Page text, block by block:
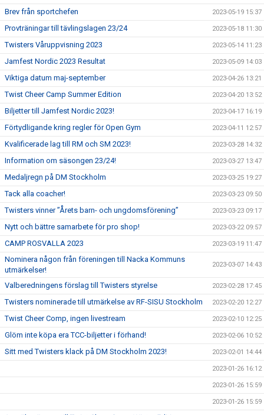
Brev från sportchefen 2023-05-19 15:37
Provträningar till tävlingslagen 23/24 2023-05-18 11:30
Twisters Våruppvisning 2023 2023-05-14 11:23
Jamfest Nordic 2023 Resultat 2023-05-09 14:03
Viktiga datum maj-september 2023-04-26 13:21
Twist Cheer Camp Summer Edition 2023-04-20 13:52
Biljetter till Jamfest Nordic 2023! 2023-04-17 16:19
Förtydligande kring regler för Open Gym 2023-04-11 12:57
Kvalificerade lag till RM och SM 2023! 2023-03-28 14:32
Information om säsongen 23/24! 2023-03-27 13:47
Medaljregn på DM Stockholm 2023-03-25 19:27
Tack alla coacher! 2023-03-23 09:50
Twisters vinner ”Årets barn- och ungdomsförening” 2023-03-23 09:17
Nytt och bättre samarbete för pro shop! 2023-03-22 09:57
CAMP ROSVALLA 2023 2023-03-19 11:47
Nominera någon från föreningen till Nacka Kommuns
utmärkelser!
2023-03-07 14:43
Valberedningens förslag till Twisters styrelse 2023-02-28 17:45
Twisters nominerade till utmärkelse av RF-SISU Stockholm 2023-02-20 12:27
Twist Cheer Comp, ingen livestream 2023-02-10 12:25
Glöm inte köpa era TCC-biljetter i förhand! 2023-02-06 10:52
Sitt med Twisters klack på DM Stockholm 2023! 2023-02-01 14:44
2023-01-26 16:12
2023-01-26 15:59
2023-01-26 15:59